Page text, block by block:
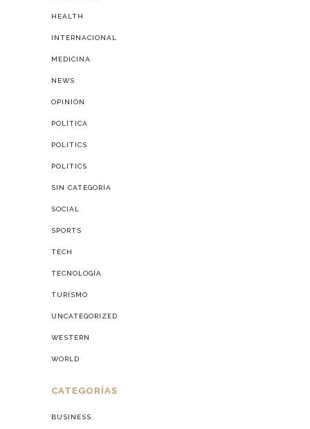
HEALTH
INTERNACIONAL
MEDICINA
NEWS
OPINIÓN
POLÍTICA
POLITICS
POLITICS
SIN CATEGORÍA
SOCIAL
SPORTS
TECH
TECNOLOGÍA
TURISMO
UNCATEGORIZED
WESTERN
WORLD
CATEGORÍAS
BUSINESS